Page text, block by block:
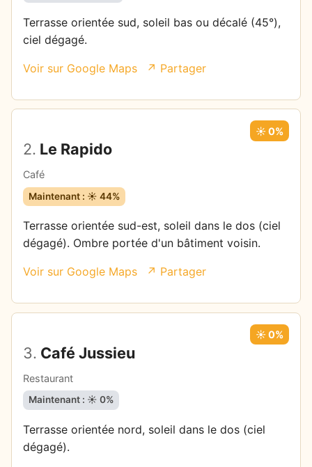
Terrasse orientée sud, soleil bas ou décalé (45°),
ciel dégagé.
Voir sur Google Maps ↗ Partager
2. Le Rapido
Café
☀️ 0%
Maintenant : ☀️ 44%
Terrasse orientée sud-est, soleil dans le dos (ciel
dégagé). Ombre portée d'un bâtiment voisin.
Voir sur Google Maps ↗ Partager
3. Café Jussieu
Restaurant
☀️ 0%
Maintenant : ☀️ 0%
Terrasse orientée nord, soleil dans le dos (ciel
dégagé).